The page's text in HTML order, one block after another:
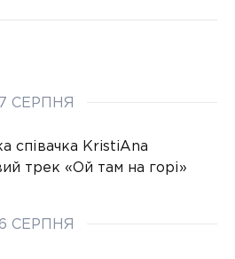
7 СЕРПНЯ
співачка KristiAna
трек «Ой там на горі»
СЕРПНЯ